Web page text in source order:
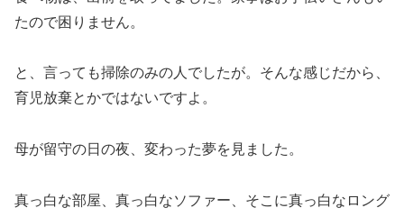
たので困りません。
と、言っても掃除のみの人でしたが。そんな感じだから、
育児放棄とかではないですよ。
母が留守の日の夜、変わった夢を見ました。
真っ白な部屋、真っ白なソファー、そこに真っ白なロング